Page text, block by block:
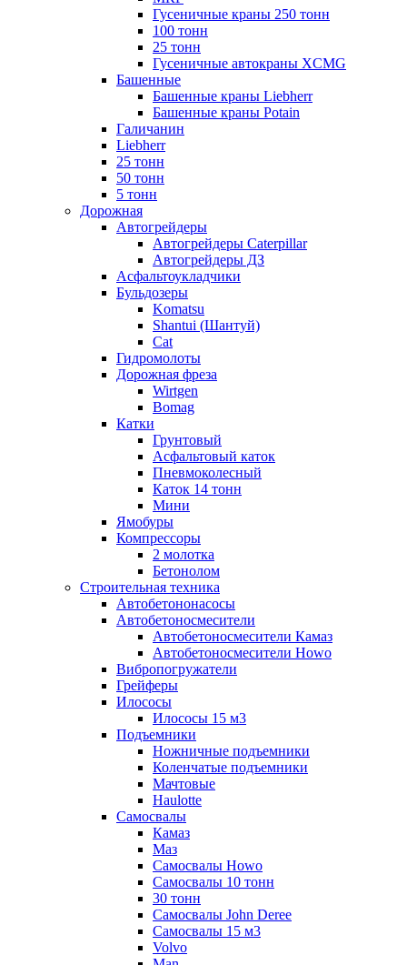
Гусеничные краны 250 тонн
100 тонн
25 тонн
Гусеничные автокраны XCMG
Башенные
Башенные краны Liebherr
Башенные краны Potain
Галичанин
Liebherr
25 тонн
50 тонн
5 тонн
Дорожная
Автогрейдеры
Автогрейдеры Caterpillar
Автогрейдеры ДЗ
Асфальтоукладчики
Бульдозеры
Komatsu
Shantui (Шантуй)
Cat
Гидромолоты
Дорожная фреза
Wirtgen
Bomag
Катки
Грунтовый
Асфальтовый каток
Пневмоколесный
Каток 14 тонн
Мини
Ямобуры
Компрессоры
2 молотка
Бетонолом
Строительная техника
Автобетононасосы
Автобетоносмесители
Автобетоносмесители Камаз
Автобетоносмесители Howo
Вибропогружатели
Грейферы
Илососы
Илососы 15 м3
Подъемники
Ножничные подъемники
Коленчатые подъемники
Мачтовые
Haulotte
Самосвалы
Камаз
Маз
Самосвалы Howo
Самосвалы 10 тонн
30 тонн
Самосвалы John Deree
Самосвалы 15 м3
Volvo